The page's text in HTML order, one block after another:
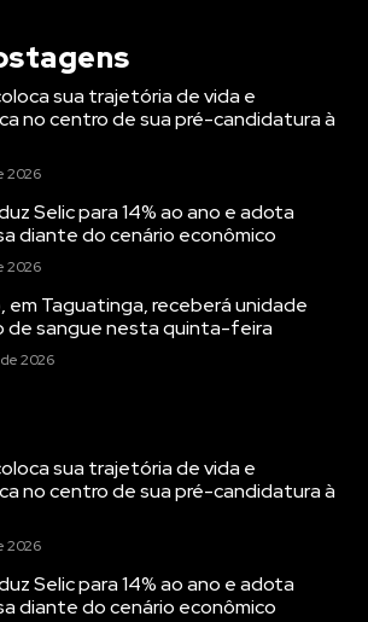
sua trajetória de vida e
no centro de sua pré-candidatura à
2026
Selic para 14% ao ano e adota
diante do cenário econômico
2026
em Taguatinga, receberá unidade
de sangue nesta quinta-feira
2026
sua trajetória de vida e
no centro de sua pré-candidatura à
2026
Selic para 14% ao ano e adota
diante do cenário econômico